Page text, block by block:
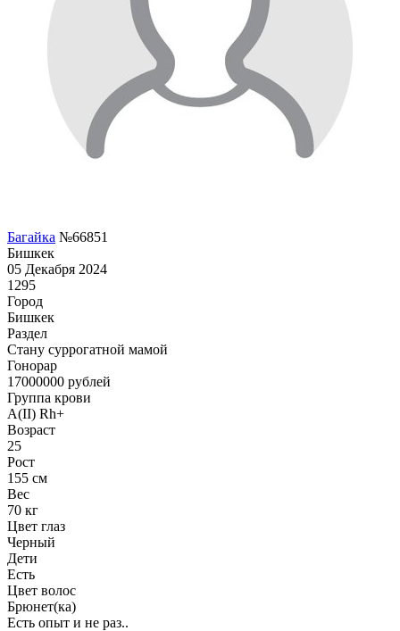
Багайка №66851
Бишкек
05 Декабря 2024
1295
Город
Бишкек
Раздел
Cтану суррогатной мамой
Гонoрар
17000000 рублей
Группа крови
A(II) Rh+
Возраст
25
Рост
155 см
Вес
70 кг
Цвет глаз
Черный
Дети
Есть
Цвет волос
Брюнет(ка)
Есть опыт и не раз..